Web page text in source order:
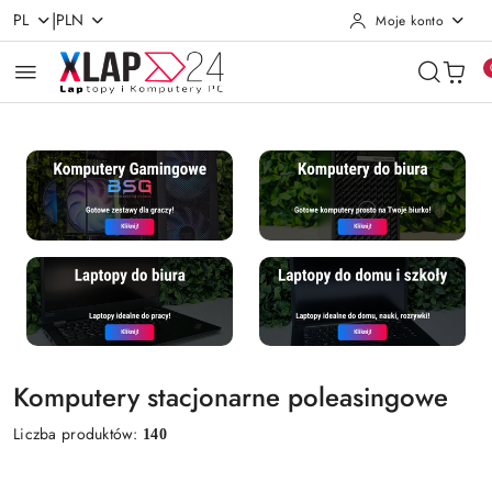
Przejdź do treści głównej
Przejdź do wyszukiwarki
Przejdź do moje konto
Przejdź do menu głównego
Przejdź do stopki
PL |PLN Moje konto
Komputery stacjonarne poleasingowe
Liczba produktów: 140